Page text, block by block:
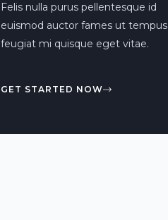
Felis nulla purus pellentesque id
euismod auctor fames ut tempus
feugiat mi quisque eget vitae.
GET STARTED NOW